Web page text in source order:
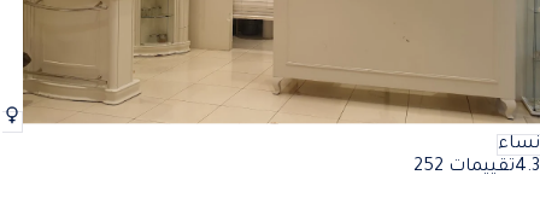
نساء
4.3تقييمات 252